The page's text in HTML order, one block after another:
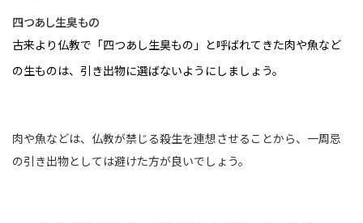
四つあし生臭もの
古来より仏教で「四つあし生臭もの」と呼ばれてきた肉や魚など
の生ものは、引き出物に選ばないようにしましょう。
肉や魚などは、仏教が禁じる殺生を連想させることから、一周忌
の引き出物としては避けた方が良いでしょう。